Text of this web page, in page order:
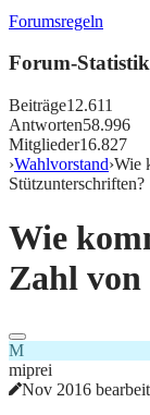
Forumsregeln
Forum-
Beiträge12.611
Antworten58.996
Mitglieder16.827
›Wahlvorstand›Wie
Stützunterschriften?
Wie
Zahl
M
miprei
Nov 2016